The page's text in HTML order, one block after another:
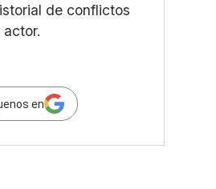
de conflictos
en